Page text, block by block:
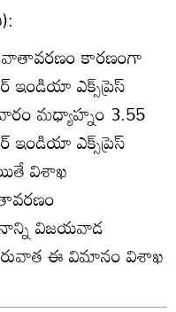
కారణంగా
ఎక్స్‌ప్రెస్‌
మధ్యాహ్నం 3.55
ఎక్స్‌ప్రెస్‌
విశాఖ
విజయవాడ
ఈ విమానం విశాఖ